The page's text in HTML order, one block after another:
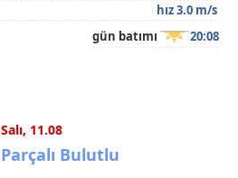
hız 3.0 m/s
gün batımı 20:08
Salı, 11.08
Parçalı Bulutlu